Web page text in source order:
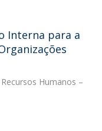
Interna para a
Humanos –